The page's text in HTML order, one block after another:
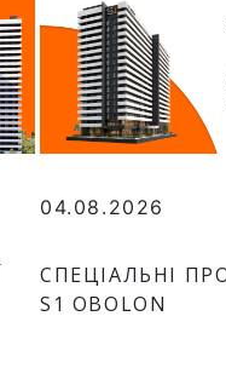
04.08.2026
СПЕЦІАЛЬНІ
S1 OBOLON